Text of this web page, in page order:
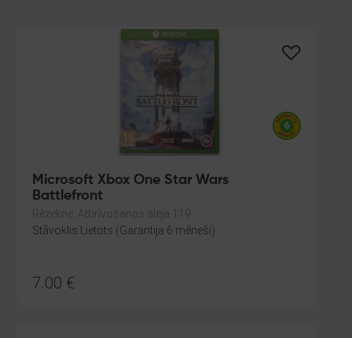
Microsoft Xbox One Star Wars
Battlefront
Rēzekne, Atbrīvošanas aleja 119
Stāvoklis Lietots (Garantija 6 mēneši)
7.00 €